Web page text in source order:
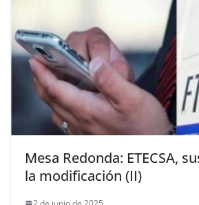
Mesa Redonda: ETECSA,
la modificación (II)